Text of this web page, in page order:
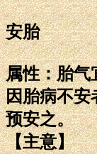
安胎
属性：胎气
因胎病不安
预安之。
【主意】